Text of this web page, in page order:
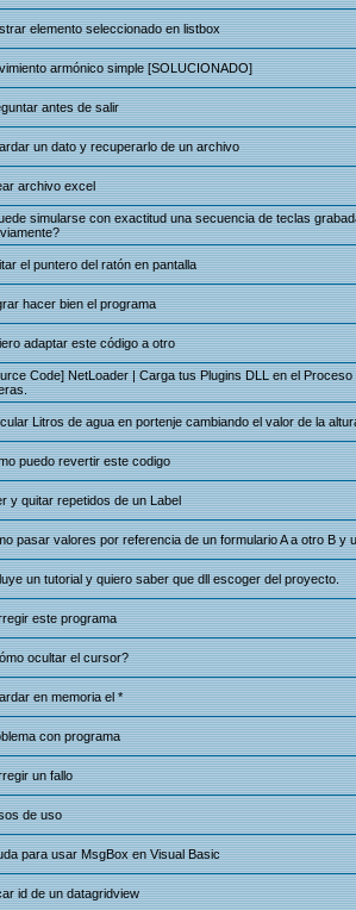
elemento seleccionado en listbox
armónico simple [SOLUCIONADO]
antes de salir
un dato y recuperarlo de un archivo
archivo excel
simularse con exactitud una secuencia de teclas
el puntero del ratón en pantalla
hacer bien el programa
adaptar este código a otro
Code] NetLoader | Carga tus Plugins DLL en el Proceso
Litros de agua en portenje cambiando el valor de la
puedo revertir este codigo
y quitar repetidos de un Label
pasar valores por referencia de un formulario A a otro B y
un tutorial y quiero saber que dll escoger del proyecto.
este programa
ocultar el cursor?
en memoria el *
con programa
un fallo
de uso
para usar MsgBox en Visual Basic
id de un datagridview